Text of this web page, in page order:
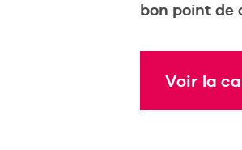
bon point de
Voir la